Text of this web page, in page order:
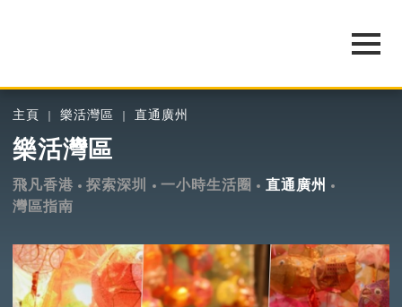
主頁 樂活灣區 直通廣州
樂活灣區
飛凡香港 探索深圳 一小時生活圈
直通廣州
灣區指南